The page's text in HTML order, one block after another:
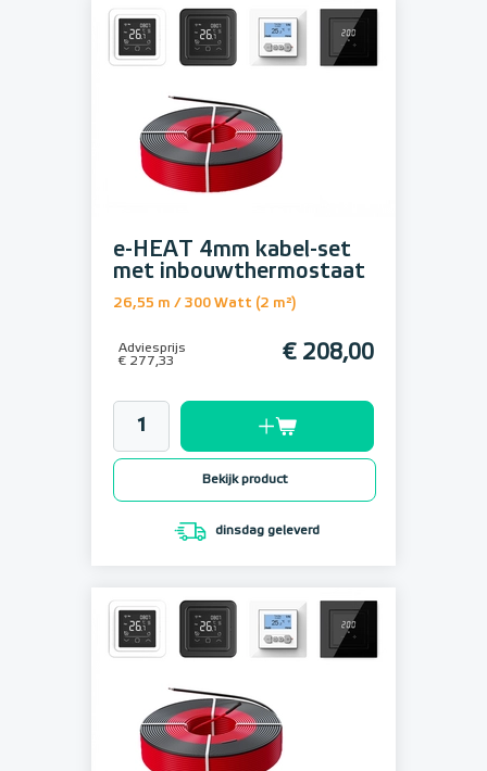
e-HEAT 4mm kabel-set
met inbouwthermostaat
26,55 m / 300 Watt (2 m²)
Adviesprijs
€ 277,33
€ 208,00
Bekijk product
dinsdag geleverd